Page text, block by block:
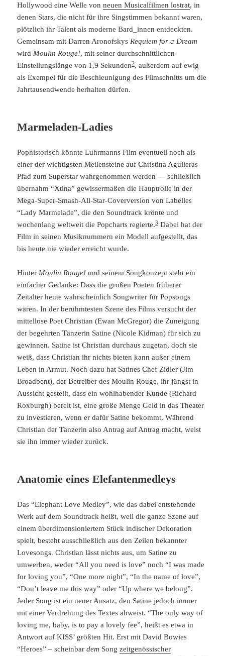
Hollywood eine Welle vonneuen Musicalfilmen lostrat, in
denen Stars, die nicht für ihre Singstimmen bekannt waren,
plötzlich ihr Talent als moderne Bard_innen entdeckten.
Gemeinsam mit Darren Aronofskys Requiem for a Dream
wird Moulin Rouge!, mit seiner durchschnittlichen
Einstellungslänge von 1,9 Sekunden2, außerdem auf ewig
als Exempel für die Beschleunigung des Filmschnitts um die
Jahrtausendwende herhalten dürfen.
Marmeladen-Ladies
Pophistorisch könnte Luhrmanns Film eventuell noch als
einer der wichtigsten Meilensteine auf Christina Aguileras
Pfad zum Superstar wahrgenommen werden — schließlich
übernahm “Xtina” gewissermaßen die Hauptrolle in der
Mega-Super-Smash-All-Star-Coverversion von Labelles
“Lady Marmelade”, die den Soundtrack krönte und
wochenlang weltweit die Popcharts regierte.3 Dabei hat der
Film in seinen Musiknummern ein Modell aufgestellt, das
bis heute nie wieder erreicht wurde.
Hinter Moulin Rouge! und seinem Songkonzept steht ein
einfacher Gedanke: Dass die großen Poeten früherer
Zeitalter heute wahrscheinlich Songwriter für Popsongs
wären. In der berühmtesten Szene des Films versucht der
mittellose Poet Christian (Ewan McGregor) die Zuneigung
der begehrten Tänzerin Satine (Nicole Kidman) für sich zu
gewinnen. Satine ist Christian durchaus zugetan, doch sie
weiß, dass Christian ihr nichts bieten kann außer einem
Leben in Armut. Noch dazu hat Satines Chef Zidler (Jim
Broadbent), der Betreiber des Moulin Rouge, ihr jüngst in
Aussicht gestellt, dass ein wohlhabender Kunde (Richard
Roxburgh) bereit ist, eine große Menge Geld in das Theater
zu investieren, wenn er dafür Satine bekommt. Während
Christian der Tänzerin also Antrag auf Antrag macht, weist
sie ihn immer wieder zurück.
Anatomie eines Elefantenmedleys
Das “Elephant Love Medley”, wie das dabei entstehende
Werk auf dem Soundtrack heißt, weil die ganze Szene auf
einem überdimensioniertem Stück indischer Dekoration
spielt, besteht ausschließlich aus den Zeilen bekannter
Lovesongs. Christian lässt nichts aus, um Satine zu
umwerben, weder “All you need is love” noch “I was made
for loving you”, “One more night”, “In the name of love”,
“Don’t leave me this way” oder “Up where we belong”.
Jeder Song ist ein neuer Ansatz, den Satine jedoch immer
mit einer Verdrehung des Textes abweist. “The only way of
loving me, baby, is to pay a lovely fee”, heißt es etwa in
Antwort auf KISS’ größten Hit. Erst mit David Bowies
“Heroes” – scheinbardem Songzeitgenössischer